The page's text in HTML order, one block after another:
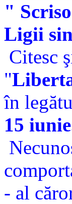
"
Ligii
Citesc
"
în
15
- al